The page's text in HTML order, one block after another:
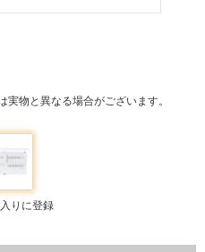
物と異なる場合がございます。
りに登録